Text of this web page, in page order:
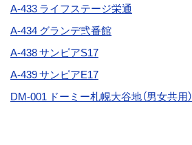
A-433 ライフステージ栄通
A-434 グランデ弐番館
A-438サンピアS17
A-439 サンピアE17
DM-001 ドーミー札幌大谷地（男女共用）